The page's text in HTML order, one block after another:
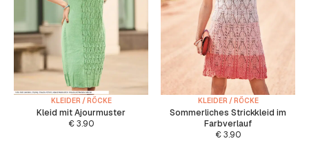
KLEIDER / RÖCKE
Kleid mit Ajourmuster
€3.90
KLEIDER / RÖCKE
Sommerliches Strickkleid im
Farbverlauf
€3.90